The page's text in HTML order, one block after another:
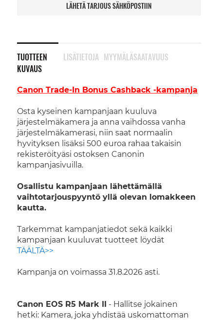
LÄHETÄ TARJOUS SÄHKÖPOSTIIN
TUOTTEEN
KUVAUS
Canon Trade-In Bonus Cashback -kampanja
Osta kyseinen kampanjaan kuuluva
järjestelmäkamera ja anna vaihdossa vanha
järjestelmäkamerasi, niin saat normaalin
hyvityksen lisäksi 500 euroa rahaa takaisin
rekisteröityäsi ostoksen Canonin
kampanjasivuilla.
Osallistu kampanjaan lähettämällä
vaihtotarjouspyyntö yllä olevan lomakkeen
kautta.
Tarkemmat kampanjatiedot sekä kaikki
kampanjaan kuuluvat tuotteet löydät
TÄÄLTÄ>>
Kampanja on voimassa 31.8.2026 asti.
Canon EOS R5 Mark II - Hallitse jokainen
hetki: Kamera, joka yhdistää uskomattoman
LISÄTIETOJA MYYMÄLÄSAATAVUUS